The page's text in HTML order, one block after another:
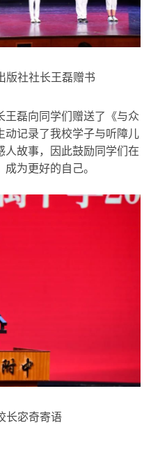
版社社长王磊赠书
王磊向同学们赠送了《与众
动记录了我校学子与听障儿
人故事，因此鼓励同学们在
为更好的自己。
长宓奇寄语